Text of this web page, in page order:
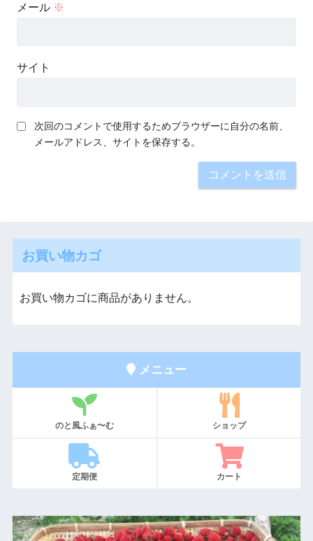
メール ※
サイト
次回のコメントで使用するためブラウザーに自分の名前、
メールアドレス、サイトを保存する。
お買い物カゴ
お買い物カゴに商品がありません。
メニュー
のと風ふぁ〜む ショップ
定期便 カート